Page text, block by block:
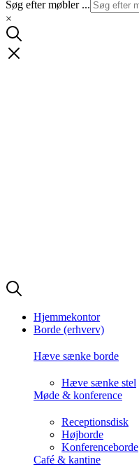
Søg efter møbler ...
×
Hjemmekontor
Borde (erhverv)
Hæve sænke borde
Hæve sænke stel
Møde & konference
Receptionsdisk
Højborde
Konferenceborde
Café & kantine